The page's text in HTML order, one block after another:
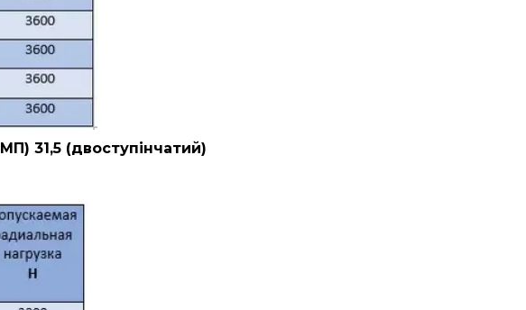
31,5 (двоступінчатий)